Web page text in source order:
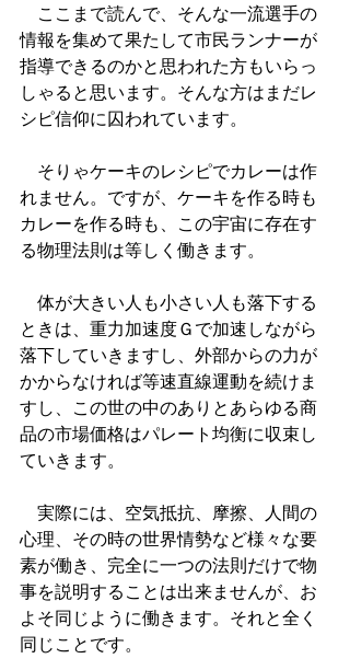
ここまで読んで、そんな一流選手の
情報を集めて果たして市民ランナーが
指導できるのかと思われた方もいらっ
しゃると思います。そんな方はまだレ
シピ信仰に囚われています。
そりゃケーキのレシピでカレーは作
れません。ですが、ケーキを作る時も
カレーを作る時も、この宇宙に存在す
る物理法則は等しく働きます。
体が大きい人も小さい人も落下する
ときは、重力加速度Ｇで加速しながら
落下していきますし、外部からの力が
かからなければ等速直線運動を続けま
すし、この世の中のありとあらゆる商
品の市場価格はパレート均衡に収束し
ていきます。
実際には、空気抵抗、摩擦、人間の
心理、その時の世界情勢など様々な要
素が働き、完全に一つの法則だけで物
事を説明することは出来ませんが、お
よそ同じように働きます。それと全く
同じことです。